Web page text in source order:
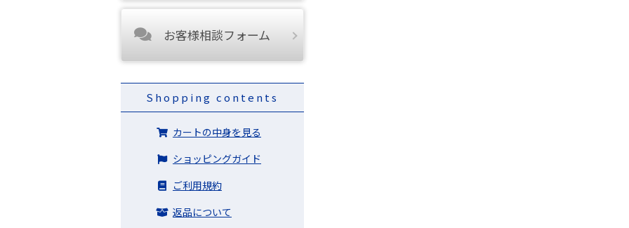
お客様相談フォーム
Shopping contents
カートの中身を見る
ショッピングガイド
ご利用規約
返品について